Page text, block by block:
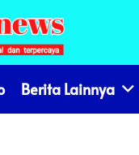
Berita Lainnya